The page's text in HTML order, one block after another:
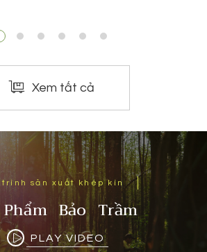
Xem tất cả
trình sản xuất khép kín
Bảo Trầm
PLAY VIDEO